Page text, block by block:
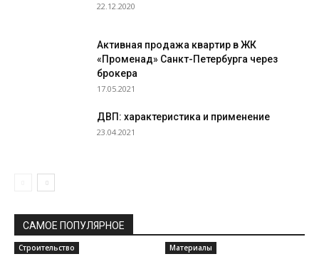
22.12.2020
Активная продажа квартир в ЖК
«Променад» Санкт-Петербурга через
брокера
17.05.2021
ДВП: характеристика и применение
23.04.2021
САМОЕ ПОПУЛЯРНОЕ
Строительство Материалы